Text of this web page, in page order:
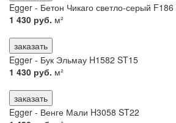
Egger - Бетон Чикаго светло-серый F186
1 430 руб. м²
заказать
Egger - Бук Эльмау H1582 ST15
1 430 руб. м²
заказать
Egger - Венге Мали H3058 ST22